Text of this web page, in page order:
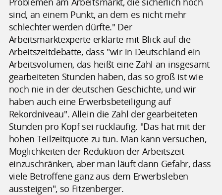
sind, an einem Punkt, an dem es nicht mehr
schlechter werden dürfte." Der
Arbeitsmarktexperte erklärte mit Blick auf die
Arbeitszeitdebatte, dass "wir in Deutschland ein
Arbeitsvolumen, das heißt eine Zahl an insgesamt
gearbeiteten Stunden haben, das so groß ist wie
noch nie in der deutschen Geschichte, und wir
haben auch eine Erwerbsbeteiligung auf
Rekordniveau". Allein die Zahl der gearbeiteten
Stunden pro Kopf sei rückläufig. "Das hat mit der
hohen Teilzeitquote zu tun. Man kann versuchen,
Möglichkeiten der Reduktion der Arbeitszeit
einzuschränken, aber man läuft dann Gefahr, dass
viele Betroffene ganz aus dem Erwerbsleben
aussteigen", so Fitzenberger.